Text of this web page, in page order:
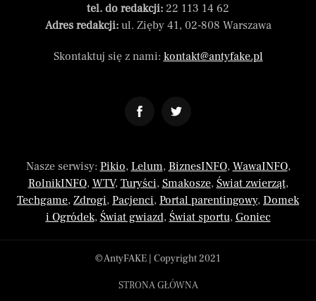
tel. do redakcji: 22 113 14 62
Adres redakcji:ul. Zięby 41, 02-808 Warszawa
Skontaktuj się z nami: kontakt@antyfake.pl
Nasze serwisy: Pikio, Lelum, BiznesINFO, WawaINFO,
RolnikINFO, WTV, Turyści, Smakosze, Świat zwierząt,
Techgame, Zdrogi, Pacjenci, Portal parentingowy, Domek
i Ogródek, Świat gwiazd, Świat sportu, Goniec
© AntyFAKE | Copyright 2021
STRONA GŁÓWNA